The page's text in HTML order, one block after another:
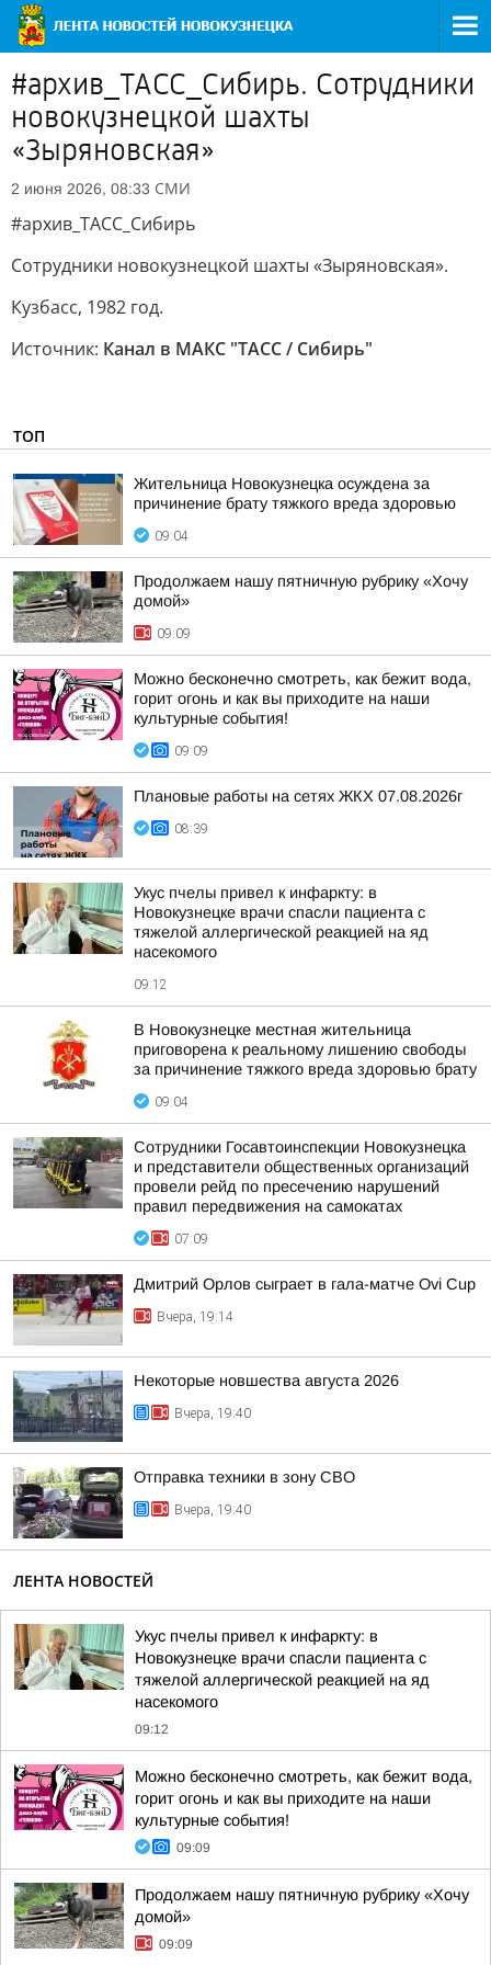
#архив_ТАСС_Сибирь. Сотрудники
новокузнецкой шахты
«Зыряновская»
2 июня 2026, 08:33 СМИ
#архив_ТАСС_Сибирь
Сотрудники новокузнецкой шахты «Зыряновская».
Кузбасс, 1982 год.
Источник: Канал в МАКС "ТАСС / Сибирь"
ТОП
Жительница Новокузнецка осуждена за
причинение брату тяжкого вреда здоровью
09:04
Продолжаем нашу пятничную рубрику «Хочу
домой»
09:09
Можно бесконечно смотреть, как бежит вода,
горит огонь и как вы приходите на наши
культурные события!
09:09
Плановые работы на сетях ЖКХ 07.08.2026г
08:39
Укус пчелы привел к инфаркту: в
Новокузнецке врачи спасли пациента с
тяжелой аллергической реакцией на яд
насекомого
09:12
В Новокузнецке местная жительница
приговорена к реальному лишению свободы
за причинение тяжкого вреда здоровью брату
09:04
Сотрудники Госавтоинспекции Новокузнецка
и представители общественных организаций
провели рейд по пресечению нарушений
правил передвижения на самокатах
07:09
Дмитрий Орлов сыграет в гала-матче Ovi Cup
Вчера, 19:14
Некоторые новшества августа 2026
Вчера, 19:40
Отправка техники в зону СВО
Вчера, 19:40
ЛЕНТА НОВОСТЕЙ
Укус пчелы привел к инфаркту: в
Новокузнецке врачи спасли пациента с
тяжелой аллергической реакцией на яд
насекомого
09:12
Можно бесконечно смотреть, как бежит вода,
горит огонь и как вы приходите на наши
культурные события!
09:09
Продолжаем нашу пятничную рубрику «Хочу
домой»
09:09